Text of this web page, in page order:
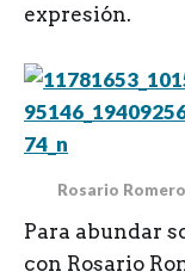
expresión.
Rosario
Para abundar
con Rosario